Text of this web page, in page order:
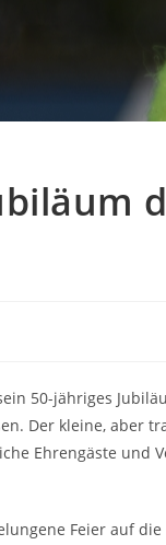
50-jähriges
Der kleine, aber
Ehrengäste und
Feier auf